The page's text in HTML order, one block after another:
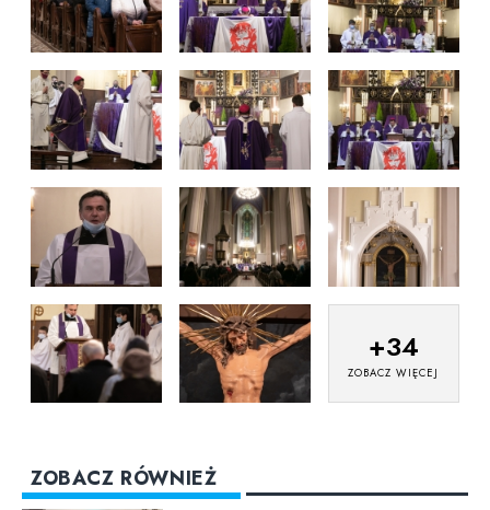
+34
ZOBACZ WIĘCEJ
ZOBACZ RÓWNIEŻ